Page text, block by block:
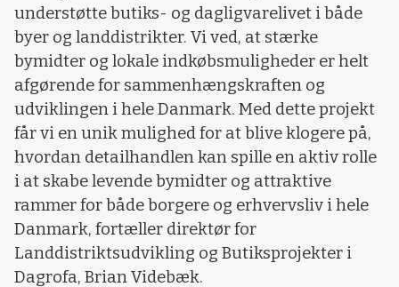
understøtte butiks- og dagligvarelivet i både
byer og landdistrikter. Vi ved, at stærke
bymidter og lokale indkøbsmuligheder er helt
afgørende for sammenhængskraften og
udviklingen i hele Danmark. Med dette projekt
får vi en unik mulighed for at blive klogere på,
hvordan detailhandlen kan spille en aktiv rolle
i at skabe levende bymidter og attraktive
rammer for både borgere og erhvervsliv i hele
Danmark, fortæller direktør for
Landdistriktsudvikling og Butiksprojekter i
Dagrofa, Brian Videbæk.